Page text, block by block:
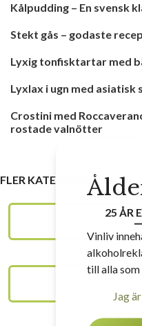
Kålpudding – En svensk
Stekt gås – godaste
Lyxig tonfisktartar med
Lyxlax i ugn med asiatisk
Crostini med
rostade valnötter
FLER KATEGORIER
25 ÅR
Vinliv
till alla som
Jag